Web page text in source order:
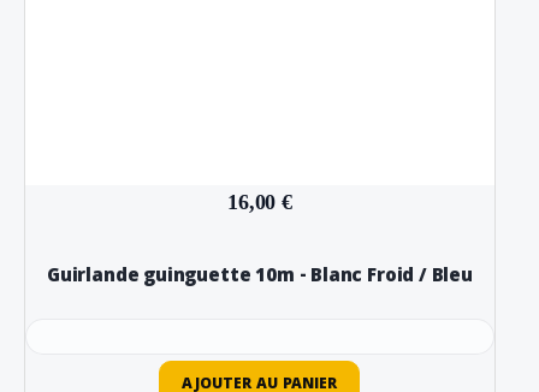
16,00 €
Guirlande guinguette 10m - Blanc Froid / Bleu
AJOUTER AU PANIER